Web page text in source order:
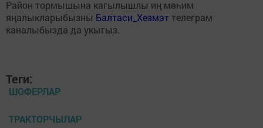
Район тормышына кагылышлы иң мөһим
яңалыкларыбызны Балтаси_Хезмэт телеграм
каналыбызда да укыгыз.
Теги:
ШОФЕРЛАР
ТРАКТОРЧЫЛАР